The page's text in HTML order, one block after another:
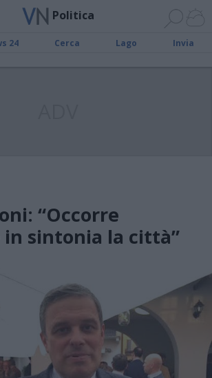
Politica
24 Cerca Lago Invia
“Occorre
sintonia la città”